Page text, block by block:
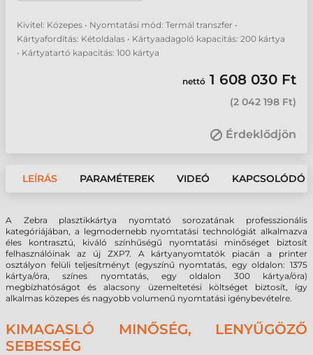
Kivitel: Közepes • Nyomtatási mód: Termál transzfer •
Kártyafordítás: Kétoldalas • Kártyaadagoló kapacitás: 200 kártya
• Kártyatartó kapacitás: 100 kártya
nettó 1 608 030 Ft
(2 042 198 Ft)
Érdeklődjön
LEÍRÁS PARAMÉTEREK VIDEÓ KAPCSOLÓDÓ
A Zebra plasztikkártya nyomtató sorozatának professzionális
kategóriájában, a legmodernebb nyomtatási technológiát alkalmazva
éles kontrasztú, kiváló színhűségű nyomtatási minőséget biztosít
felhasználóinak az új ZXP7. A kártyanyomtatók piacán a printer
osztályon felüli teljesítményt (egyszínű nyomtatás, egy oldalon: 1375
kártya/óra, színes nyomtatás, egy oldalon 300 kártya/óra)
megbízhatóságot és alacsony üzemeltetési költséget biztosít, így
alkalmas közepes és nagyobb volumenű nyomtatási igénybevételre.
KIMAGASLÓ MINŐSÉG, LENYŰGÖZŐ
SEBESSÉG